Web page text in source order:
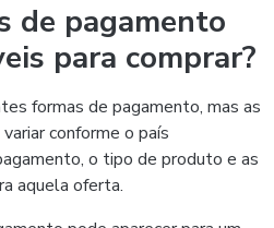
de pagamento
para comprar?
formas de pagamento, mas as
conforme o país
o tipo de produto e as
aquela oferta.